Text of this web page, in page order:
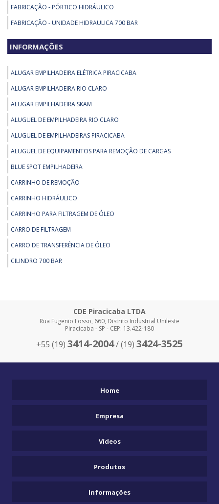
FABRICAÇÃO - PÓRTICO HIDRÁULICO
FABRICAÇÃO - UNIDADE HIDRAULICA 700 BAR
PEÇAS PARA EMPILHADEIRA - BLUE SPOT - FAROL ANTICOLISAO PARA
EMPILHADEIRAS - 24 36 48VDC
REMOÇÃO - TARTARUGA DE REMOÇAO
ATÉ 200TON
REMOÇÃO - TARTARUGA HIDRÁULICA DE 30 A 60 TON
REMOÇÃO - TRANSPORTADOR DE MOTOR 35 TONELADAS
INFORMAÇÕES
ALUGAR EMPILHADEIRA ELÉTRICA PIRACICABA
ALUGAR EMPILHADEIRA RIO CLARO
ALUGAR EMPILHADEIRA SKAM
ALUGUEL DE EMPILHADEIRA RIO CLARO
ALUGUEL DE EMPILHADEIRAS PIRACICABA
ALUGUEL DE EQUIPAMENTOS PARA REMOÇÃO DE CARGAS
BLUE SPOT EMPILHADEIRA
CARRINHO DE REMOÇÃO
CARRINHO HIDRÁULICO
CARRINHO PARA FILTRAGEM DE ÓLEO
CARRO DE FILTRAGEM
CARRO DE TRANSFERÊNCIA DE ÓLEO
CILINDRO 700 BAR
COMPRAR EMPILHADEIRA SKAM
COMPRAR MACACOS PARA REMOÇÃO
EMPILHADEIRA DE CONTROLE REMOTO
EMPILHADEIRA RETRATIL SKAM
CDE Piracicaba LTDA
Rua Eugenio Losso, 660, Distrito Industrial Unileste
Piracicaba - SP - CEP: 13.422-180
+55 (19) 3414-2004/ (19) 3424-3525
Home
Empresa
Vídeos
Produtos
Informações